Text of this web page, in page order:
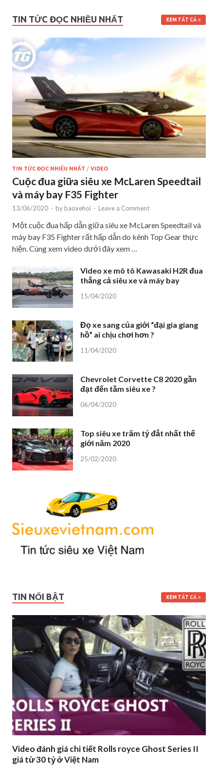
TIN TỨC ĐỌC NHIỀU NHẤT XEM TẤT CẢ
TIN TỨC ĐỌC NHIỀU NHẤT / VIDEO
Cuộc đua giữa siêu xe McLaren Speedtail
và máy bay F35 Fighter
13/06/2020 - by baoxehoi - Leave a Comment
Một cuộc đua hấp dẫn giữa siêu xe McLaren Speedtail và
máy bay F35 Fighter rất hấp dẫn do kênh Top Gear thực
hiện. Cùng xem video dưới đây xem …
Video xe mô tô Kawasaki H2R đua
thắng cả siêu xe và máy bay
15/04/2020
Đọ xe sang của giới “đại gia giang
hồ” ai chịu chơi hơn ?
11/04/2020
Chevrolet Corvette C8 2020 gần
đạt đến tầm siêu xe ?
06/04/2020
Top siêu xe trăm tỷ đắt nhất thế
giới năm 2020
25/02/2020
TIN NỔI BẬT XEM TẤT CẢ
Video đánh giá chi tiết Rolls royce Ghost Series II
giá từ 30 tỷ ở Việt Nam